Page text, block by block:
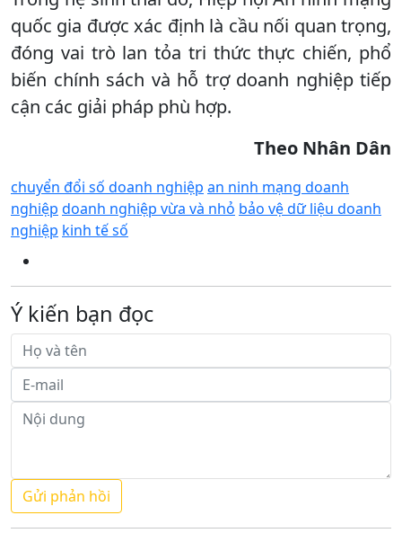
quốc gia được xác định là cầu nối quan trọng,
đóng vai trò lan tỏa tri thức thực chiến, phổ
biến chính sách và hỗ trợ doanh nghiệp tiếp
cận các giải pháp phù hợp.
Theo Nhân Dân
chuyển đổi số doanh nghiệp an ninh mạng doanh
nghiệp doanh nghiệp vừa và nhỏ bảo vệ dữ liệu doanh
nghiệp kinh tế số
Ý kiến bạn đọc